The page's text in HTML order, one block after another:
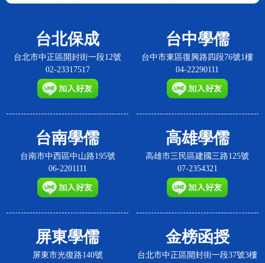
台北保成
台北市中正區開封街一段12號
02-23317517
台中學儒
台中市東區復興路四段76號1樓
04-22290111
台南學儒
台南市中西區中山路195號
06-2201111
高雄學儒
高雄市三民區建國三路125號
07-2354321
屏東學儒
屏東市光復路140號
金榜函授
台北市中正區開封街一段37號3樓